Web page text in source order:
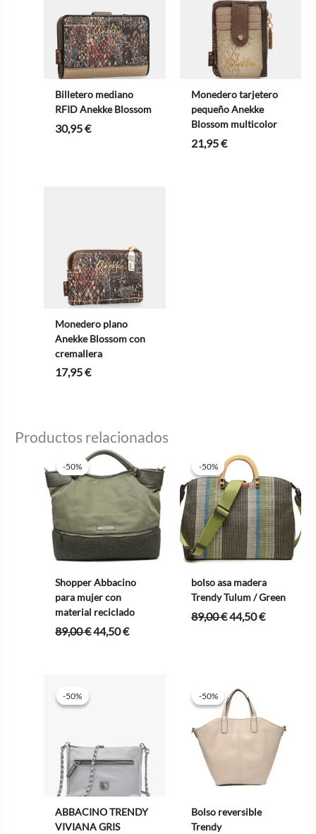
Billetero mediano
RFID Anekke Blossom
30,95€
Monedero tarjetero
pequeño Anekke
Blossom multicolor
21,95€
Monedero plano
Anekke Blossom con
cremallera
17,95€
Productos relacionados
-50%
-50%
Shopper Abbacino
para mujer con
material reciclado
89,00€El
44,50€El
-50%
-50%
bolso asa madera
Trendy Tulum / Green
89,00€El
44,50€El
-50%
-50%
ABBACINO TRENDY
VIVIANA GRIS
-50%
-50%
Bolso reversible
Trendy